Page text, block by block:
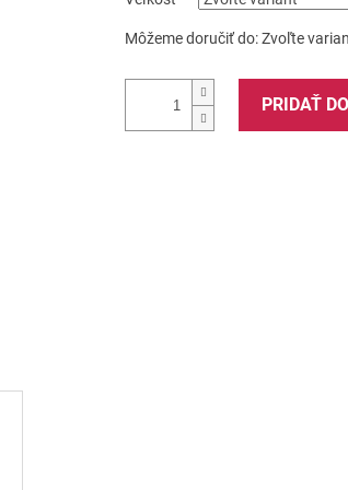
Môžeme doručiť do:Zvoľte
PRIDAŤ